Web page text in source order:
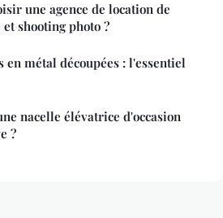
une agence de location de
shooting photo ?
en métal découpées : l'essentiel
nacelle élévatrice d'occasion
?